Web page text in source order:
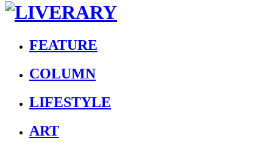
FEATURE
COLUMN
LIFESTYLE
ART